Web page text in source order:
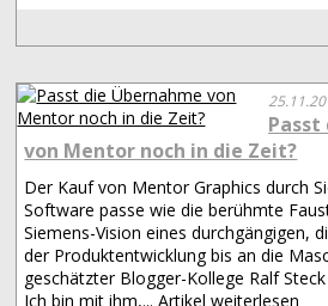
Passt
von Mentor noch in die Zeit?
Der Kauf von Mentor Graphics durch
Software passe wie die berühmte
Siemens-Vision eines durchgängigen,
der Produktentwicklung bis an die
geschätzter Blogger-Kollege Ralf
Ich bin mit ihm,...Artikel weiterlesen